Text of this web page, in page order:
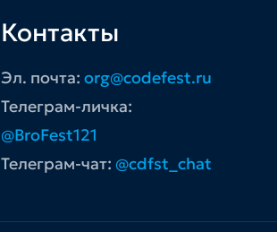
Контакты
Эл. почта: org@codefest.ru
Телеграм-личка:
@BroFest121
Телеграм-чат: @cdfst_chat